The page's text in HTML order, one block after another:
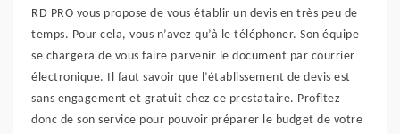
RD PRO vous propose de vous établir un devis en très peu de
temps. Pour cela, vous n’avez qu’à le téléphoner. Son équipe
se chargera de vous faire parvenir le document par courrier
électronique. Il faut savoir que l’établissement de devis est
sans engagement et gratuit chez ce prestataire. Profitez
donc de son service pour pouvoir préparer le budget de votre